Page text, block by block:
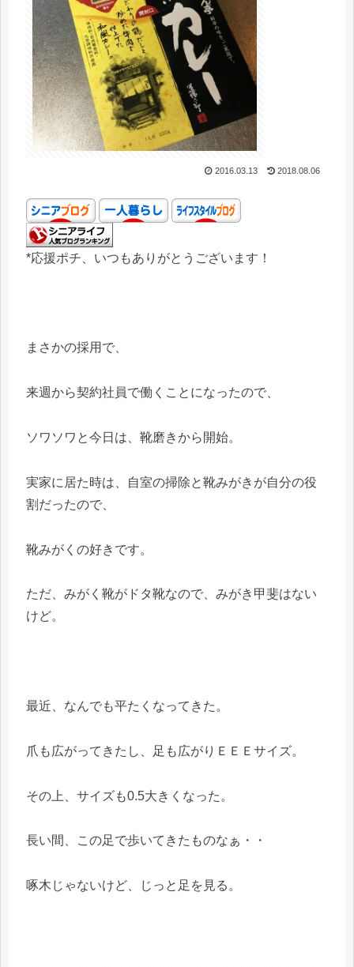
2016.03.13 2018.08.06
*応援ポチ、いつもありがとうございます！
まさかの採用で、
来週から契約社員で働くことになったので、
ソワソワと今日は、靴磨きから開始。
実家に居た時は、自室の掃除と靴みがきが自分の役
割だったので、
靴みがくの好きです。
ただ、みがく靴がドタ靴なので、みがき甲斐はない
けど。
最近、なんでも平たくなってきた。
爪も広がってきたし、足も広がりＥＥＥサイズ。
その上、サイズも0.5大きくなった。
長い間、この足で歩いてきたものなぁ・・
啄木じゃないけど、じっと足を見る。